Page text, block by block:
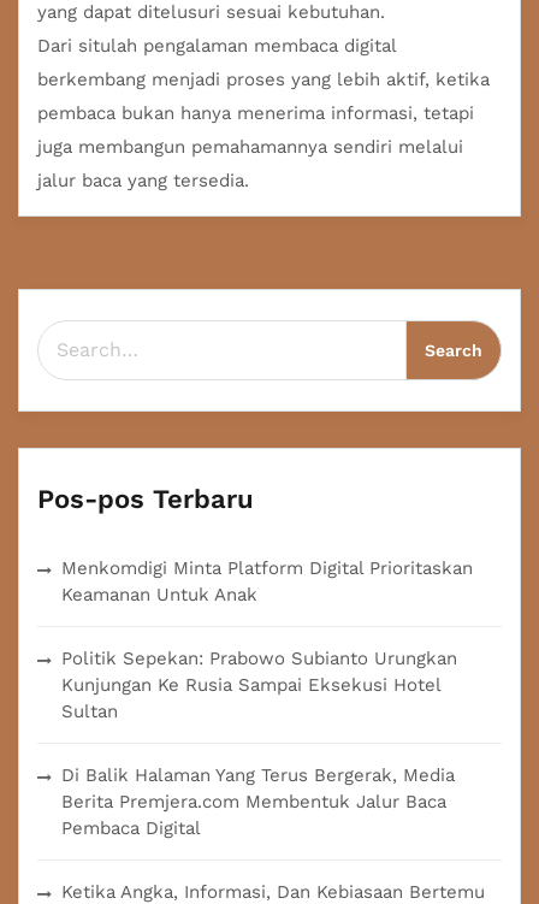
yang dapat ditelusuri sesuai kebutuhan.
Dari situlah pengalaman membaca digital
berkembang menjadi proses yang lebih aktif, ketika
pembaca bukan hanya menerima informasi, tetapi
juga membangun pemahamannya sendiri melalui
jalur baca yang tersedia.
Search for:
Pos-pos Terbaru
Menkomdigi Minta Platform Digital Prioritaskan
Keamanan Untuk Anak
Politik Sepekan: Prabowo Subianto Urungkan
Kunjungan Ke Rusia Sampai Eksekusi Hotel
Sultan
Di Balik Halaman Yang Terus Bergerak, Media
Berita Premjera.com Membentuk Jalur Baca
Pembaca Digital
Ketika Angka, Informasi, Dan Kebiasaan Bertemu